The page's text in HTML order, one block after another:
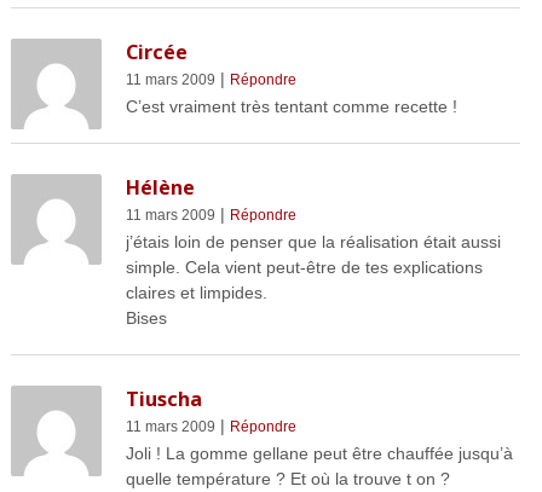
Circée
11 mars 2009 | Répondre
C’est vraiment très tentant comme recette !
Hélène
11 mars 2009 | Répondre
j’étais loin de penser que la réalisation était aussi
simple. Cela vient peut-être de tes explications
claires et limpides.
Bises
Tiuscha
11 mars 2009 | Répondre
Joli ! La gomme gellane peut être chauffée jusqu’à
quelle température ? Et où la trouve t on ?